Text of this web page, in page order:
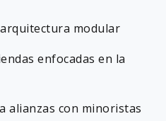
arquitectura modular
enfocadas en la
alianzas con minoristas